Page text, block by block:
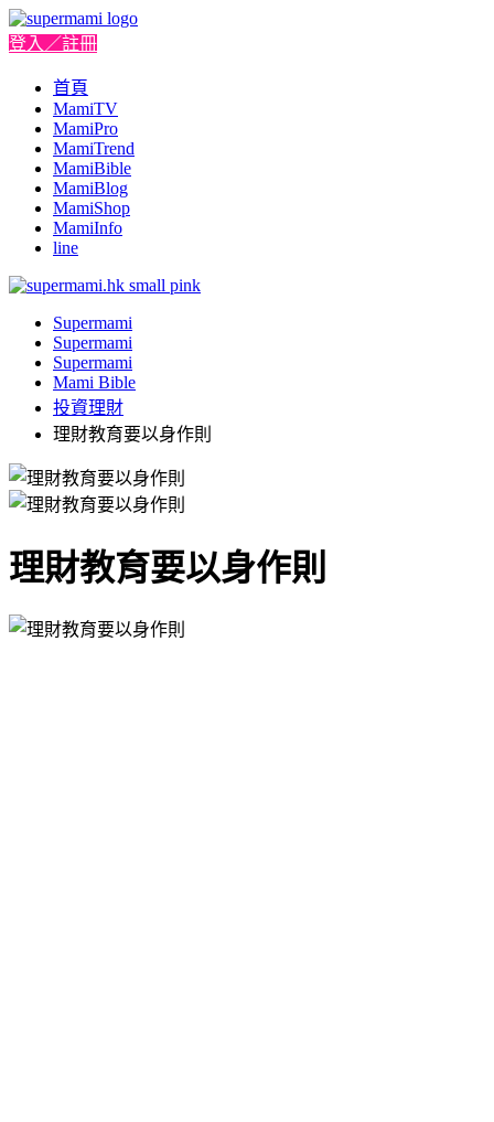
登入／註冊
首頁
MamiTV
MamiPro
MamiTrend
MamiBible
MamiBlog
MamiShop
MamiInfo
line
Supermami
Supermami
Supermami
Mami Bible
投資理財
理財教育要以身作則
理財教育要以身作則